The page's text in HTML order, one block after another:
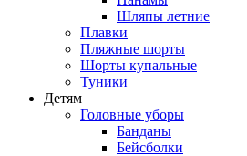
Шляпы летние
Плавки
Пляжные шорты
Шорты купальные
Туники
Детям
Головные уборы
Банданы
Бейсболки